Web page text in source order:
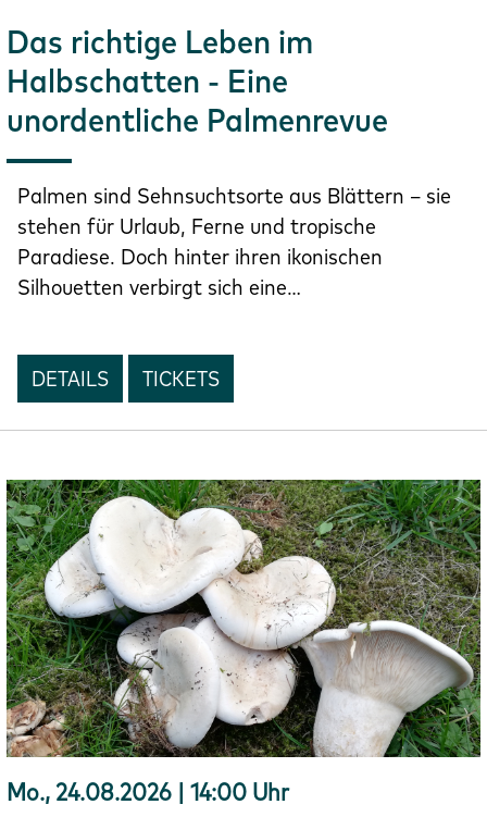
Das richtige Leben im
Halbschatten - Eine
unordentliche Palmenrevue
Palmen sind Sehnsuchtsorte aus Blättern – sie
stehen für Urlaub, Ferne und tropische
Paradiese. Doch hinter ihren ikonischen
Silhouetten verbirgt sich eine…
DETAILS TICKETS
Mo., 24.08.2026 | 14:00 Uhr